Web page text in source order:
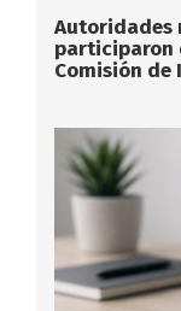
Autoridades
participaron
Comisión